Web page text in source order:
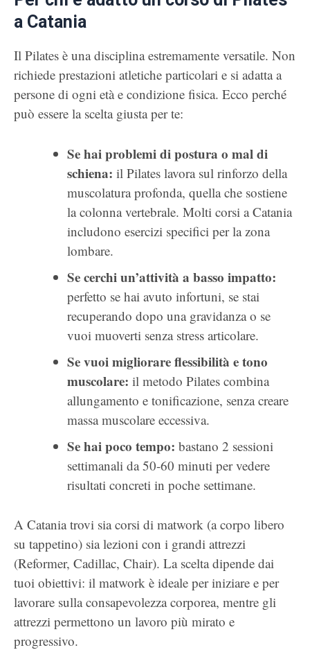
a Catania
Il Pilates è una disciplina estremamente versatile. Non
richiede prestazioni atletiche particolari e si adatta a
persone di ogni età e condizione fisica. Ecco perché
può essere la scelta giusta per te:
Se hai problemi di postura o mal di
schiena: il Pilates lavora sul rinforzo della
muscolatura profonda, quella che sostiene
la colonna vertebrale. Molti corsi a Catania
includono esercizi specifici per la zona
lombare.
Se cerchi un’attività a basso impatto:
perfetto se hai avuto infortuni, se stai
recuperando dopo una gravidanza o se
vuoi muoverti senza stress articolare.
Se vuoi migliorare flessibilità e tono
muscolare: il metodo Pilates combina
allungamento e tonificazione, senza creare
massa muscolare eccessiva.
Se hai poco tempo: bastano 2 sessioni
settimanali da 50-60 minuti per vedere
risultati concreti in poche settimane.
A Catania trovi sia corsi di matwork (a corpo libero
su tappetino) sia lezioni con i grandi attrezzi
(Reformer, Cadillac, Chair). La scelta dipende dai
tuoi obiettivi: il matwork è ideale per iniziare e per
lavorare sulla consapevolezza corporea, mentre gli
attrezzi permettono un lavoro più mirato e
progressivo.